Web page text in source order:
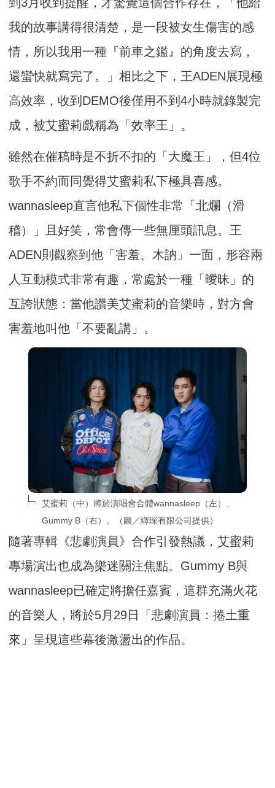
我的故事講得很清楚，是一段被女生傷害的感
情，所以我用一種『前車之鑑』的角度去寫，
還蠻快就寫完了。」相比之下，王ADEN展現極
高效率，收到DEMO後僅用不到4小時就錄製完
成，被艾蜜莉戲稱為「效率王」。
雖然在催稿時是不折不扣的「大魔王」，但4位
歌手不約而同覺得艾蜜莉私下極具喜感。
wannasleep直言他私下個性非常「北爛（滑
稽）」且好笑，常會傳一些無厘頭訊息。王
ADEN則觀察到他「害羞、木訥」一面，形容兩
人互動模式非常有趣，常處於一種「曖昧」的
互誇狀態：當他讚美艾蜜莉的音樂時，對方會
害羞地叫他「不要亂講」。
艾蜜莉（中）將於演唱會合體wannasleep（左）、
Gummy B（右）。（圖／繹琛有限公司提供）
隨著專輯《悲劇演員》合作引發熱議，艾蜜莉
專場演出也成為樂迷關注焦點。Gummy B與
wannasleep已確定將擔任嘉賓，這群充滿火花
的音樂人，將於5月29日「悲劇演員：捲土重
來」呈現這些幕後激盪出的作品。